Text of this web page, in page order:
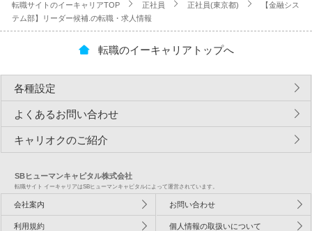
転職サイトのイーキャリアTOP
正社員 正社員(東京都)
【金融シス
テム部】リーダー候補.の転職・求人情報
転職のイーキャリアトップへ
各種設定
よくあるお問い合わせ
キャリオクのご紹介
SBヒューマンキャピタル株式会社
転職サイト イーキャリアはSBヒューマンキャピタルによって運営されています。
会社案内 お問い合わせ
利用規約 個人情報の取扱いについて